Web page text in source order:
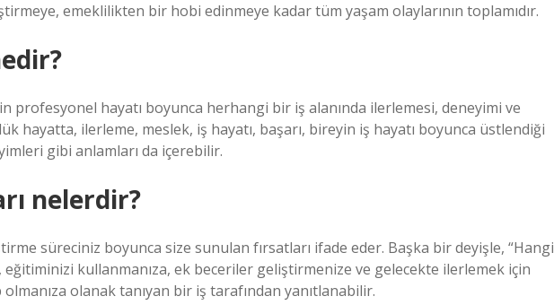
emeklilikten bir hobi edinmeye kadar tüm yaşam olaylarının toplamıdır.
profesyonel hayatı boyunca herhangi bir iş alanında ilerlemesi, deneyimi ve
hayatta, ilerleme, meslek, iş hayatı, başarı, bireyin iş hayatı boyunca üstlendiği
gibi anlamları da içerebilir.
nelerdir?
süreciniz boyunca size sunulan fırsatları ifade eder. Başka bir deyişle, “Hangi
eğitiminizi kullanmanıza, ek beceriler geliştirmenize ve gelecekte ilerlemek için
olanak tanıyan bir iş tarafından yanıtlanabilir.